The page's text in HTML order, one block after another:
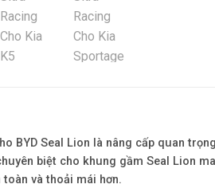
BYD Seal Lion là nâng cấp quan
biệt cho khung gầm Seal Lion
và thoải mái hơn.